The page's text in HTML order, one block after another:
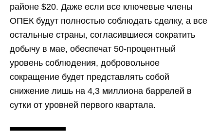
районе $20. Даже если все ключевые члены
ОПЕК будут полностью соблюдать сделку, а все
остальные страны, согласившиеся сократить
добычу в мае, обеспечат 50-процентный
уровень соблюдения, добровольное
сокращение будет представлять собой
снижение лишь на 4,3 миллиона баррелей в
сутки от уровней первого квартала.